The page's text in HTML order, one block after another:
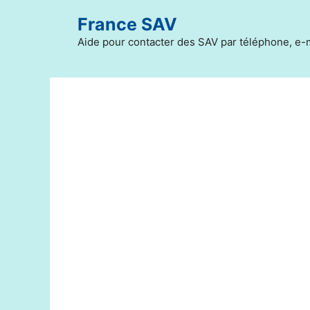
France SAV
Aide pour contacter des SAV par téléphone,